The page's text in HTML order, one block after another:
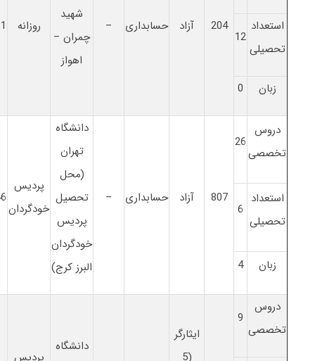
204 آزاد حسابداری –
شهید
چمران –
اهواز
روزانه
استعداد
تحصیلی
12
زبان 0
دروس
تخصصی
26
807 آزاد حسابداری –
دانشگاه
تهران
(محل
تحصیل
پردیس
خودگردان
البرز کرج)
پردیس
خودگردان
استعداد
تحصیلی
6
زبان 4
دروس
تخصصی
9
ایثارگر
(5
دانشگاه
پردیس